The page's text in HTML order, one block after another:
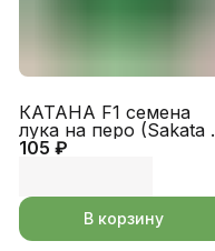
105 ₽
КАТАНА F1 семена
лука на перо (Sakata |
Alexagro)
В корзину